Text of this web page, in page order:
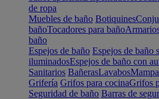
de ropa
Muebles de baño Botiquines
bañoTocadores para baño
baño
Espejos de baño Espejos de baño
iluminadosEspejos de baño con
Sanitarios BañerasLavabos
Grifería Grifos para cocinaGrifos
Seguridad de baño Barras de